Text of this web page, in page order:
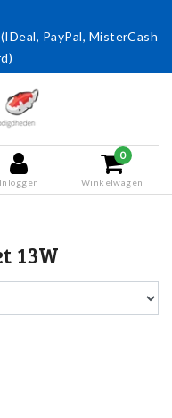
PayPal, MisterCash
Inloggen
0
Winkelwagen
13W